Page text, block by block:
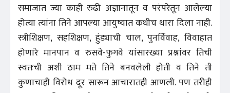
समाजात ज्या काही रुढी अज्ञानातून व परंपरेतून आलेल्या
होत्या त्यांना तिने आपल्या आयुष्यात कधीच थारा दिला नाही.
स्त्रीशिक्षण, सहशिक्षण, हुंड्याची चाल, पुनर्विवाह, विवाहात
होणारे मानपान व रुसवे-फुगवे यांसारख्या प्रश्नांवर तिची
स्वतःची अशी ठाम मते तिने बनवलेली होती व तिने ती
कुणाचाही विरोध दूर सारून आचारातही आणली. पण तरीही